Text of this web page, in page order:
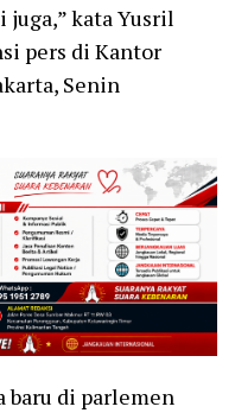
juga,” kata Yusril
pers di Kantor
Senin
baru di parlemen